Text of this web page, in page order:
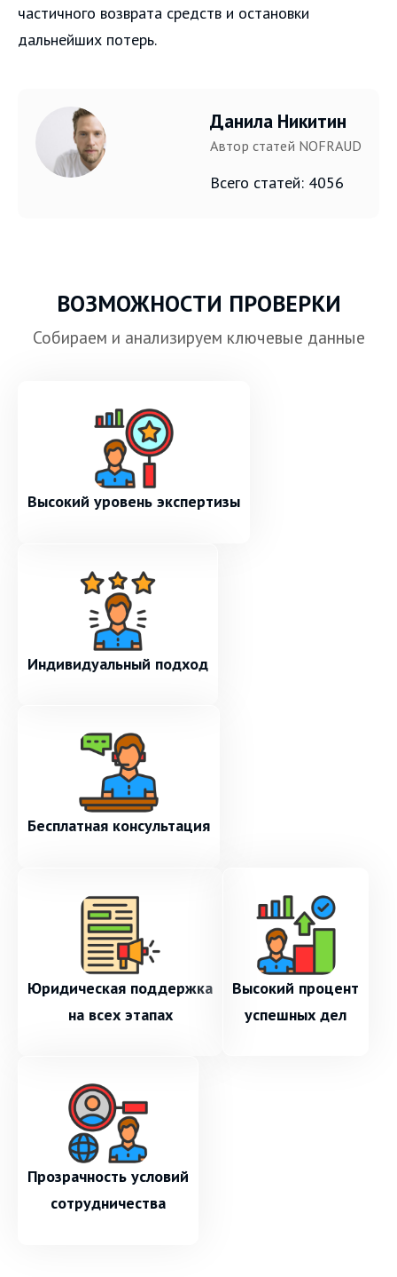
частичного возврата средств и остановки
дальнейших потерь.
Данила Никитин
Автор статей NOFRAUD
Всего статей: 4056
ВОЗМОЖНОСТИ ПРОВЕРКИ
Собираем и анализируем ключевые данные
Высокий уровень экспертизы
Индивидуальный подход
Бесплатная консультация
Юридическая поддержка
на всех этапах
Высокий процент
успешных дел
Прозрачность условий
сотрудничества